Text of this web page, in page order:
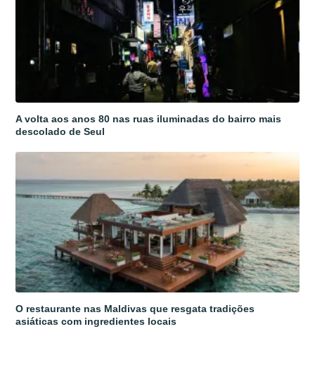
A volta aos anos 80 nas ruas iluminadas do bairro mais
descolado de Seul
O restaurante nas Maldivas que resgata tradições
asiáticas com ingredientes locais